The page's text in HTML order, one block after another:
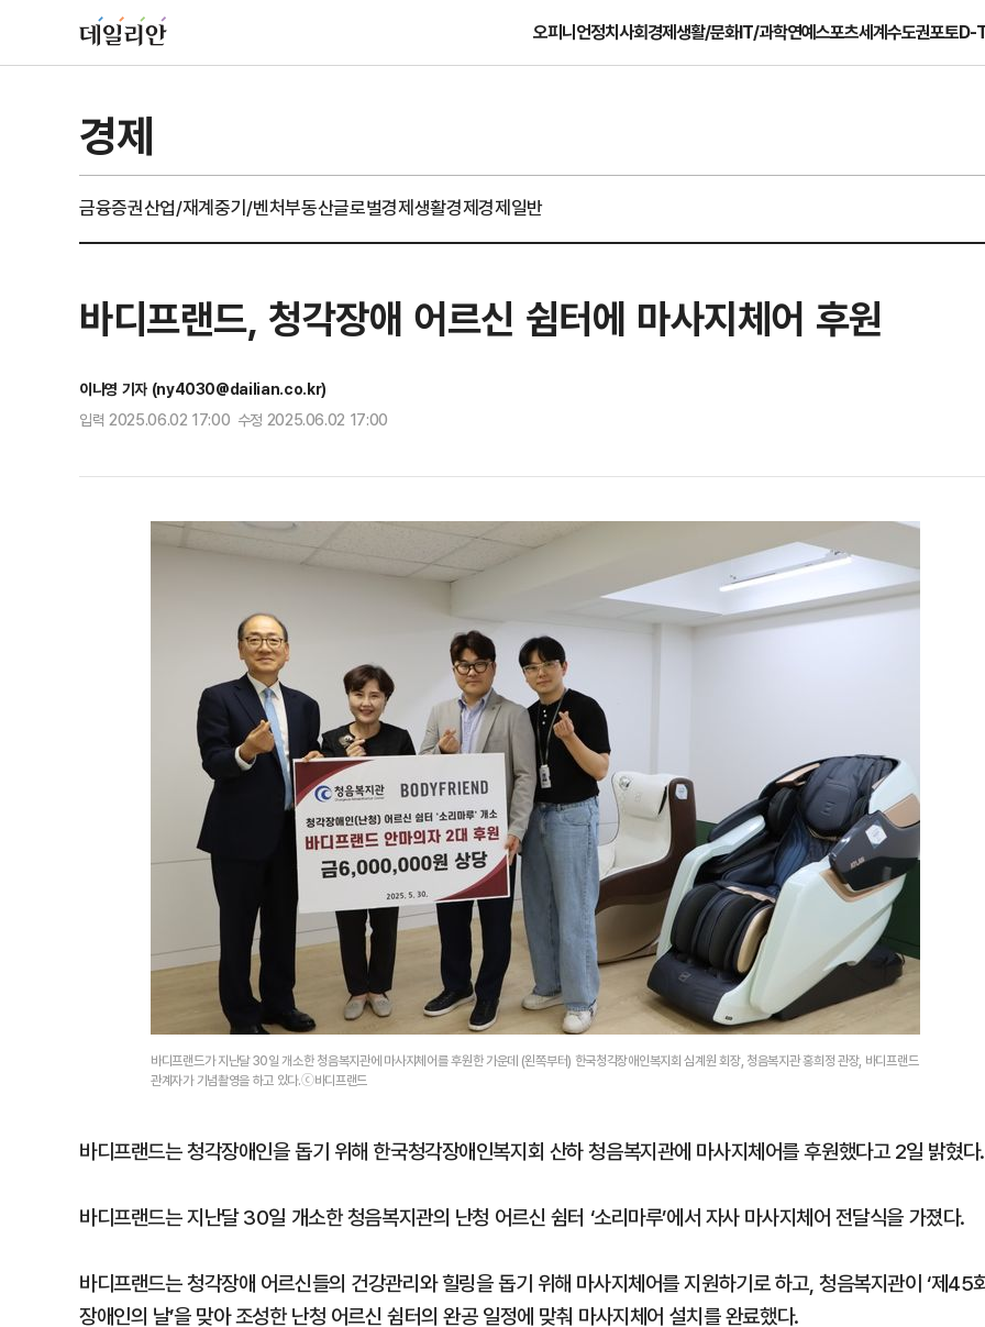
오피니언정치사회경제생활/문화IT/과학연예스포츠세계수도권포토D-
경제
금융증권산업/재계중기/벤처부동산글로벌경제생활경제경제일반
바디프랜드, 청각장애 어르신 쉼터에 마사지체어 후원
이나영 기자 (ny4030@dailian.co.kr)
입력 2025.06.02 17:00 수정 2025.06.02 17:00
바디프랜드가 지난달 30일 개소한 청음복지관에 마사지체어를 후원한 가운데 (왼쪽부터) 한국청각장애인복지회 심계원 회장, 청음복지관 홍희정 관장, 바디프랜드
관계자가 기념촬영을 하고 있다.ⓒ바디프랜드
바디프랜드는 청각장애인을 돕기 위해 한국청각장애인복지회 산하 청음복지관에 마사지체어를 후원했다고 2일 밝혔다.
바디프랜드는 지난달 30일 개소한 청음복지관의 난청 어르신 쉼터 ‘소리마루’에서 자사 마사지체어 전달식을 가졌다.
바디프랜드는 청각장애 어르신들의 건강관리와 힐링을 돕기 위해 마사지체어를 지원하기로 하고, 청음복지관이 ‘제45
장애인의 날’을 맞아 조성한 난청 어르신 쉼터의 완공 일정에 맞춰 마사지체어 설치를 완료했다.